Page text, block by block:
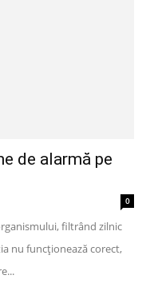
de alarmă pe
0
filtrând zilnic
nu funcționează corect,